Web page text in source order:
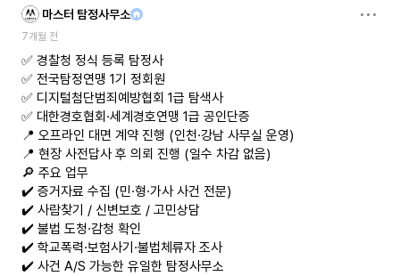
마스터 탐정사무소
7개월 전
✅ 경찰청 정식 등록 탐정사
✅ 전국탐정연맹 1기 정회원
✅ 디지털첨단범죄예방협회 1급 탐색사
✅ 대한경호협회·세계경호연맹 1급 공인단증
📍 오프라인 대면 계약 진행 (인천·강남 사무실 운영)
📍 현장 사전답사 후 의뢰 진행 (일수 차감 없음)
🔎 주요 업무
✔️ 증거자료 수집 (민·형·가사 사건 전문)
✔️ 사람찾기 / 신변보호 / 고민상담
✔️ 불법 도청·감청 확인
✔️ 학교폭력·보험사기·불법체류자 조사
✔️ 사건 A/S 가능한 유일한 탐정사무소